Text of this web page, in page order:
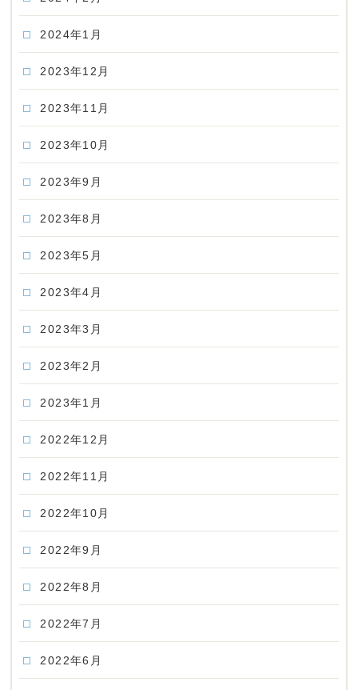
2024年1月
2023年12月
2023年11月
2023年10月
2023年9月
2023年8月
2023年5月
2023年4月
2023年3月
2023年2月
2023年1月
2022年12月
2022年11月
2022年10月
2022年9月
2022年8月
2022年7月
2022年6月